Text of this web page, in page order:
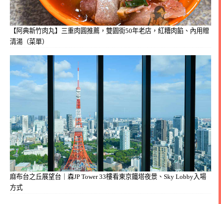
【阿典新竹肉丸】三重肉圓推薦，雙園街50年老店，紅糟肉餡、內用贈
清湯（菜單）
麻布台之丘展望台｜森JP Tower 33樓看東京鐵塔夜景、Sky Lobby入場
方式